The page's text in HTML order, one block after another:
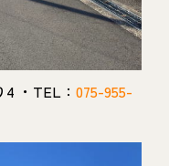
・TEL： 075-955-